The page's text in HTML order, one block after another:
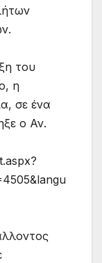
του
η
σε ένα
ο Αν.